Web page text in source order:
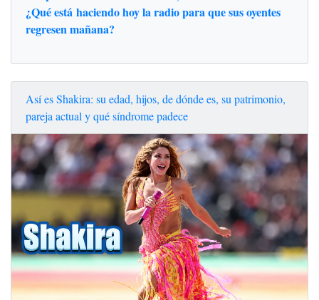
¿Qué está haciendo hoy la radio para que sus oyentes
regresen mañana?
Así es Shakira: su edad, hijos, de dónde es, su patrimonio,
pareja actual y qué síndrome padece